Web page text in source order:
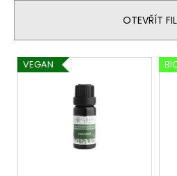
í
p
r
OTEVŘÍT
V
ý
VEGAN
j
í
t